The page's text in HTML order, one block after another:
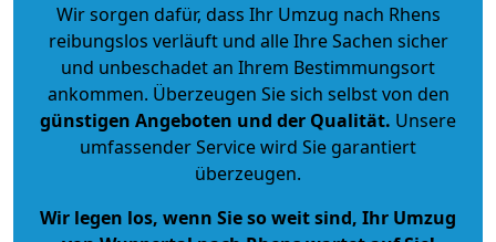
Wir sorgen dafür, dass Ihr Umzug nach Rhens
reibungslos verläuft und alle Ihre Sachen sicher
und unbeschadet an Ihrem Bestimmungsort
ankommen. Überzeugen Sie sich selbst von den
günstigen Angeboten und der Qualität. Unsere
umfassender Service wird Sie garantiert
überzeugen.
Wir legen los, wenn Sie so weit sind, Ihr Umzug